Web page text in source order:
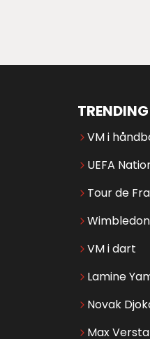
TRENDING
VM i
UEFA
Tour de
Wimbledon
VM i dart
Lamine
Novak
Max